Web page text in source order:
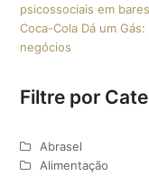
psicossociais em
Coca-Cola Dá um
negócios
Filtre por
Abrasel
Alimentação